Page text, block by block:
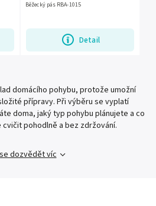
Detail
Běžecký pás RBA-1015
domácího pohybu, protože umožní
přípravy. Při výběru se vyplatí
doma, jaký typ pohybu plánujete a co
pohodlně a bez zdržování.
dozvědět víc